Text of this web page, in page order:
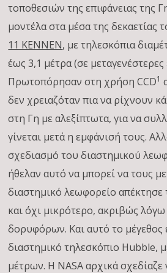
τοποθεσιών της επιφάνειας της
μοντέλα στα μέσα της δεκαετίας
11 KENNEN, με τηλεσκόπια
έως 3,1 μέτρα (σε μεταγενέστερες
Πρωτοπόρησαν στη χρήση CCD1
δεν χρειαζόταν πια να ρίχνουν
στη Γη με αλεξίπτωτα, για να
γίνεται μετά η εμφάνισή τους.
σχεδιασμό του διαστημικού
ήθελαν αυτό να μπορεί να τους
διαστημικό λεωφορείο απέκτησε
και όχι μικρότερο, ακριβώς
δορυφόρων. Και αυτό το μέγεθος
διαστημικό τηλεσκόπιο Hubble,
μέτρων. Η NASA αρχικά